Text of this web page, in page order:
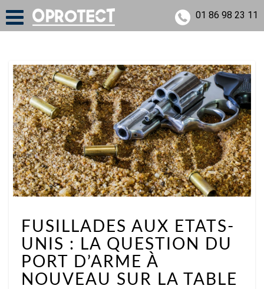
01 86 98 23 11
FUSILLADES
AUX
ETATS-
UNIS
:
LA
FUSILLADES AUX ETATS-
UNIS : LA QUESTION DU
PORT D’ARME À
NOUVEAU SUR LA TABLE